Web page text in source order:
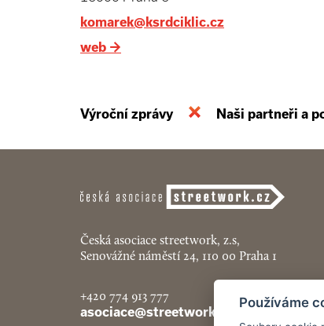
komarek@ksrdciklic.cz
web →
Výroční zprávy Naši partneři a
Česká asociace streetwork, z.s,
Senovážné náměstí 24, 110 00 Praha 1
+420 774 913 777
asociace@streetwork.cz
Používáme